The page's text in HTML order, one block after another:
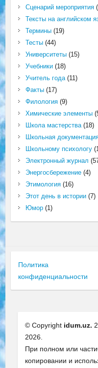
Сценарий мероприятия
Тексты на английском
Термины(19)
Тесты(44)
Университеты(15)
Учебники(18)
Учитель года(11)
Факты(17)
Филология(9)
Химические элементы
Школа мастерства(18)
Школьная
Школьному психологу
Электронный журнал
Энергосбережение(4)
Этимология(16)
Этот день в истории(7)
Юмор(1)
Политика
конфиденциальности
© Copyright idum.uz.
2026.
При полном или
копировании и